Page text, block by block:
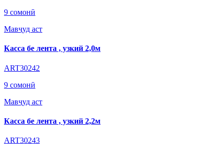
9 сомонӣ
Мавҷуд аст
Касса бе лента , узкий 2,0м
ART30242
9 сомонӣ
Мавҷуд аст
Касса бе лента , узкий 2,2м
ART30243